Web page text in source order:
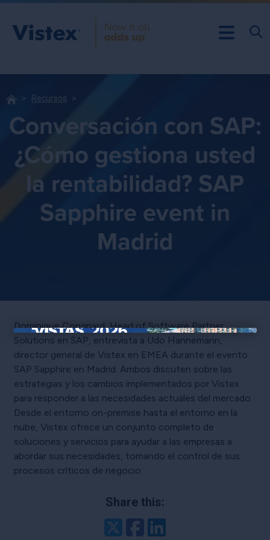
Recursos
Conversación con SAP:
¿Cómo gestiona usted
la rentabilidad? SAP
Sapphire event in
Madrid
Dominique Congnard, Head of Software Partner
Solutions en SAP, entrevista a Udo Hannemann,
director general de Vistex en EMEA durante el evento
SAP Sapphire en Madrid. Ambos discuten sobre las
estrategias y los cambios implementados por Vistex
para responder a las necesidades actuales del mercado.
Desde el entorno on-premise hasta el entorno en la
nube, Vistex ofrece un conjunto completo de
soluciones y servicios para ayudar a las empresas a
abordar sus necesidades, tomando el control de sus
procesos críticos de negocio.
Share this:
TwitterFacebook